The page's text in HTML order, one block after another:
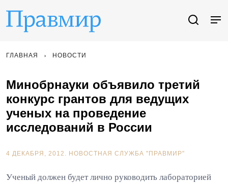
ГЛАВНАЯ НОВОСТИ
Минобрнауки объявило третий
конкурс грантов для ведущих
ученых на проведение
исследований в России
4 ДЕКАБРЯ, 2012. НОВОСТНАЯ СЛУЖБА "ПРАВМИР"
Ученый должен будет лично руководить лабораторией